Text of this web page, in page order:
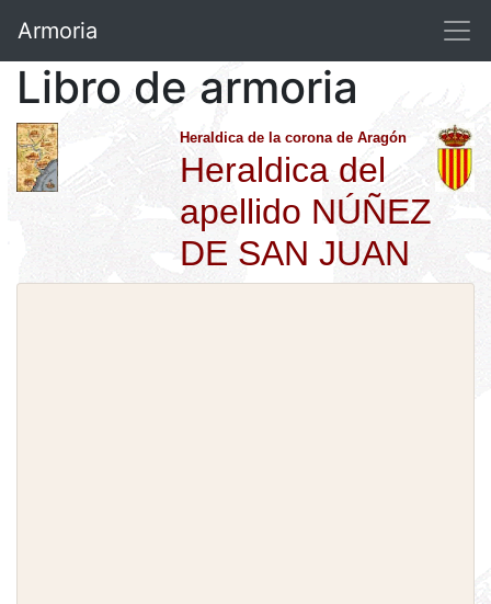
Armoria
Libro de armoria
Heraldica de la corona de Aragón
Heraldica del
apellido NÚÑEZ
DE SAN JUAN